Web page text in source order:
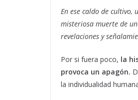
En ese caldo de cultivo,
misteriosa muerte de
revelaciones y
Por si fuera poco, la
provoca un apagón.
la individualidad